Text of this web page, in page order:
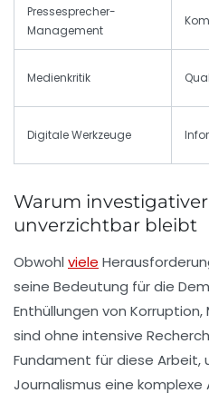
Pressesprecher-
Management
Medienkritik
Digitale Werkzeuge
Warum
unverzichtbar bleibt
Obwohl viele
seine Bedeutung für die
Enthüllungen von
sind ohne intensive
Fundament für diese Arbeit,
Journalismus eine komplexe